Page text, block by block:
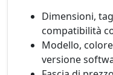
Dimensioni,
compatibilità
Modello,
versione